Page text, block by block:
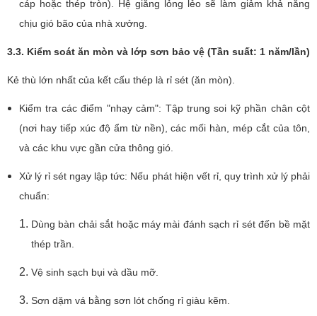
cáp hoặc thép tròn). Hệ giằng lỏng lẻo sẽ làm giảm khả năng
chịu gió bão của nhà xưởng.
3.3. Kiểm soát ăn mòn và lớp sơn bảo vệ (Tần suất: 1 năm/lần)
Kẻ thù lớn nhất của kết cấu thép là rỉ sét (ăn mòn).
Kiểm tra các điểm "nhạy cảm": Tập trung soi kỹ phần chân cột
(nơi hay tiếp xúc độ ẩm từ nền), các mối hàn, mép cắt của tôn,
và các khu vực gần cửa thông gió.
Xử lý rỉ sét ngay lập tức: Nếu phát hiện vết rỉ, quy trình xử lý phải
chuẩn:
Dùng bàn chải sắt hoặc máy mài đánh sạch rỉ sét đến bề mặt
thép trần.
Vệ sinh sạch bụi và dầu mỡ.
Sơn dặm vá bằng sơn lót chống rỉ giàu kẽm.